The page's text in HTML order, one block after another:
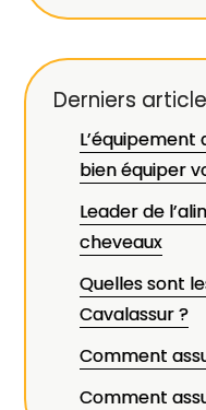
Derniers
L’équipement
bien équiper
Leader de
cheveaux
Quelles sont
Cavalassur ?
Comment
Comment